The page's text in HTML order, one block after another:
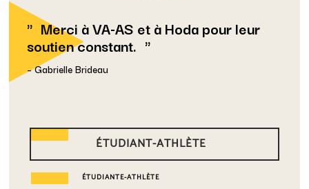
Merci à VA-AS et à Hoda pour leur
soutien constant.
– Gabrielle Brideau
ÉTUDIANT-ATHLÈTE
ÉTUDIANTE-ATHLÈTE